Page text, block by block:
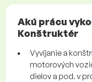
Akú prácu
Konštruktér
Vyvíjanie a
motorových
dielov a pod. v